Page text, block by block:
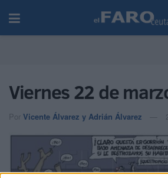
Viernes 22 de
Por Vicente Álvarez y Adrián Álvarez